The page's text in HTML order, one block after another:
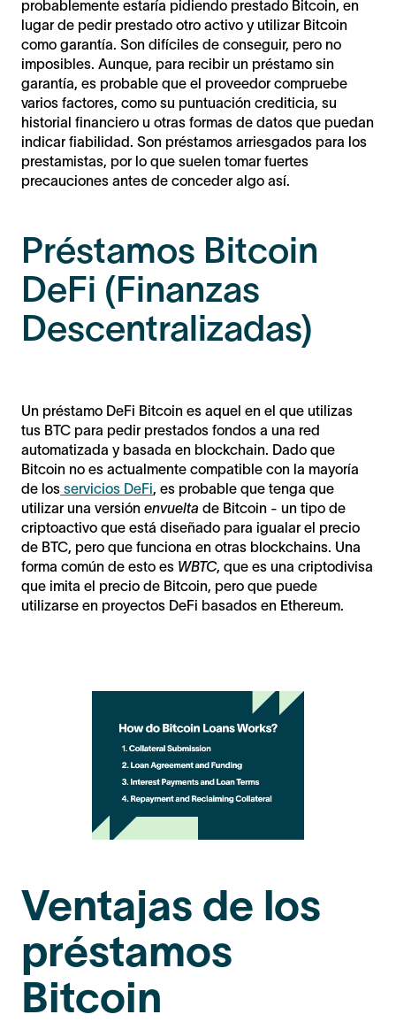
probablemente estaría pidiendo prestado Bitcoin, en
lugar de pedir prestado otro activo y utilizar Bitcoin
como garantía. Son difíciles de conseguir, pero no
imposibles. Aunque, para recibir un préstamo sin
garantía, es probable que el proveedor compruebe
varios factores, como su puntuación crediticia, su
historial financiero u otras formas de datos que puedan
indicar fiabilidad. Son préstamos arriesgados para los
prestamistas, por lo que suelen tomar fuertes
precauciones antes de conceder algo así.
Préstamos Bitcoin
DeFi (Finanzas
Descentralizadas)
Un préstamo DeFi Bitcoin es aquel en el que utilizas
tus BTC para pedir prestados fondos a una red
automatizada y basada en blockchain. Dado que
Bitcoin no es actualmente compatible con la mayoría
de los servicios DeFi , es probable que tenga que
utilizar una versión envuelta de Bitcoin - un tipo de
criptoactivo que está diseñado para igualar el precio
de BTC, pero que funciona en otras blockchains. Una
forma común de esto es WBTC, que es una criptodivisa
que imita el precio de Bitcoin, pero que puede
utilizarse en proyectos DeFi basados en Ethereum.
Ventajas de los
préstamos
Bitcoin